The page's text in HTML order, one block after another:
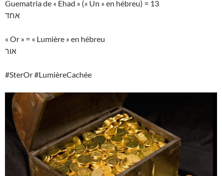
Guematria de « Ehad » (« Un » en hébreu) = 13
אחד
« Or » = « Lumière » en hébreu
אור
#SterOr #LumièreCachée